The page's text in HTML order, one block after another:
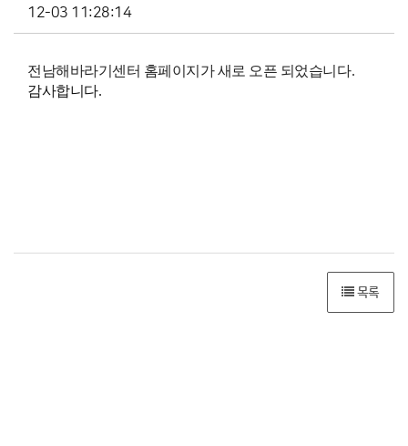
12-03 11:28:14
전남해바라기센터 홈페이지가 새로 오픈 되었습니다.
감사합니다.
목록